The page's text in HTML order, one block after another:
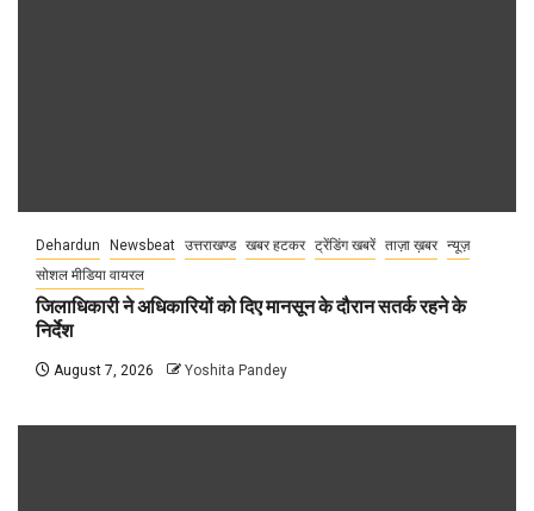
Dehardun Newsbeat उत्तराखण्ड खबर हटकर ट्रेंडिंग खबरें ताज़ा ख़बर न्यूज़
सोशल मीडिया वायरल
जिलाधिकारी ने अधिकारियों को दिए मानसून के दौरान सतर्क रहने के
निर्देश
August 7, 2026 Yoshita Pandey